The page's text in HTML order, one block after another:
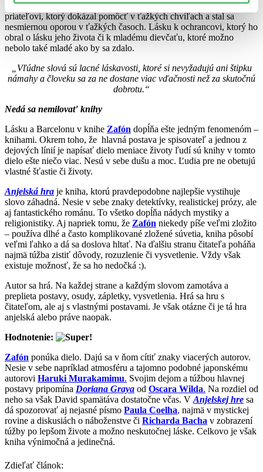
ho opustila a aj po rokoch sa k synovi odmieta priznať. Lásku k
priateľovi, ktorý dokázal pomôcť v ťažkých chvíľach a stal sa
nesmiernou oporou v ťažkých časoch. Lásku k ochrancovi, ktorý ho
obral o lásku jeho života či k mladému dievčaťu, ktoré možno
nebolo také mladé ako by sa zdalo.
„Vľúdne slová sú lacné láskavosti, ktoré si nevyžadujú ani štipku
námahy a človeku sa za ne dostane viac vďačnosti než za skutočnú
dobrotu.“
Nedá sa nemilovať knihy
Lásku a Barcelonu v knihe Zafón dopĺňa ešte jedným fenomenóm –
knihami. Okrem toho, že hlavná postava je spisovateľ a jednou z
dejových línií je napísať dielo meniace životy ľudí sú knihy v tomto
dielo ešte niečo viac. Nesú v sebe dušu a moc. Ľudia pre ne obetujú
vlastné šťastie či životy.
Anjelská hra je kniha, ktorú pravdepodobne najlepšie vystihuje
slovo záhadná. Nesie v sebe znaky detektívky, realistickej prózy, ale
aj fantastického románu. To všetko dopĺňa nádych mystiky a
religionistiky. Aj napriek tomu, že Zafón niekedy píše veľmi zložito
– používa dlhé a často komplikované zložené súvetia, kniha pôsobí
veľmi ľahko a dá sa doslova hltať. Na ďalšiu stranu čitateľa poháňa
najmä túžba zistiť dôvody, rozuzlenie či vysvetlenie. Vždy však
existuje možnosť, že sa ho nedočká :).
Autor sa hrá. Na každej strane a každým slovom zamotáva a
preplieta postavy, osudy, zápletky, vysvetlenia. Hrá sa hru s
čitateľom, ale aj s vlastnými postavami. Je však otázne či je tá hra
anjelská alebo práve naopak.
Hodnotenie:
Zafón ponúka dielo. Dajú sa v ňom cítiť znaky viacerých autorov.
Nesie v sebe napríklad atmosféru a tajomno podobné japonskému
autorovi Haruki Murakamimu. Svojim dejom a túžbou hlavnej
postavy pripomína Doriana Graya od Oscara Wilda. Na rozdiel od
neho sa však David spamätáva dostatočne včas. V Anjelskej hre sa
dá spozorovať aj nejasné písmo Paula Coelha, najmä v mystickej
rovine a diskusiách o náboženstve či Richarda Bacha v zobrazení
túžby po lepšom živote a možno neskutočnej láske. Celkovo je však
kniha výnimočná a jedinečná.
Zdieľať článok: